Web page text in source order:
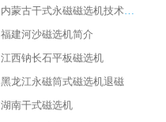
内蒙古干式永磁磁选机技术要求
福建河沙磁选机简介
江西钠长石平板磁选机
黑龙江永磁筒式磁选机退磁
湖南干式磁选机